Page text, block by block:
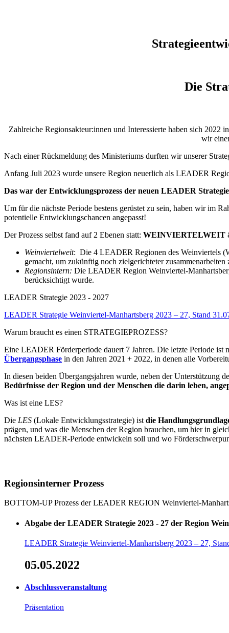
Die
Zahlreiche Regionsakteur:innen und Interessierte haben sich
wir
Nach einer Rückmeldung des Ministeriums durften wir unserer
Anfang Juli 2023 wurde unsere Region neuerlich als LEADER
Das war der Entwicklungsprozess der neuen LEADER
Um für die nächste Periode bestens gerüstet zu sein, haben wir im
potentielle Entwicklungschancen angepasst!
Der Prozess selbst fand auf 2 Ebenen statt: WEINVIERTELWEIT
Weinviertelweit: Die 4 LEADER Regionen des Weinviertels
gemacht, um zukünftig noch zielgerichteter zusammenarbeiten
Regionsintern: Die LEADER Region Weinviertel-
berücksichtigt wurde.
LEADER Strategie 2023 - 2027
LEADER Strategie Weinviertel-Manhartsberg 2023 – 27, Stand
Warum braucht es einen STRATEGIEPROZESS?
Eine LEADER Förderperiode dauert 7 Jahren. Die letzte Periode
Übergangsphase in den Jahren 2021 + 2022, in denen alle
In diesen beiden Übergangsjahren wurde, neben der
Bedürfnisse der Region und der Menschen die darin leben,
Was ist eine LES?
Die LES (Lokale Entwicklungsstrategie) ist die
prägen, und was die Menschen der Region brauchen, um hier in
nächsten LEADER-Periode entwickeln soll und wo
Regionsinterner Prozess
BOTTOM-UP Prozess der LEADER REGION Weinviertel-
Abgabe der LEADER Strategie 2023 - 27 der Region
LEADER Strategie Weinviertel-Manhartsberg 2023 – 27,
05.05.2022
Abschlussveranstaltung
Präsentation